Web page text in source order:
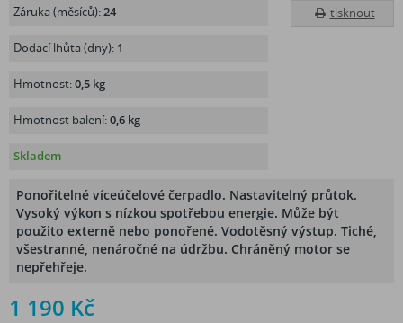
tisknout
Záruka (měsíců):24
Dodací lhůta (dny): 1
Hmotnost:0,5 kg
Hmotnost balení:0,6 kg
Skladem
Ponořitelné víceúčelové čerpadlo. Nastavitelný průtok.
Vysoký výkon s nízkou spotřebou energie. Může být
použito externě nebo ponořené. Vodotěsný výstup. Tiché,
všestranné, nenáročné na údržbu. Chráněný motor se
nepřehřeje.
1 190 Kč